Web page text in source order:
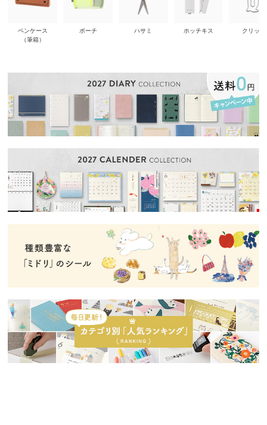
ペンケース
（筆箱）
ポーチ ハサミ ホッチキス クリップ